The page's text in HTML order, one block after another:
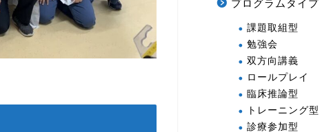
プログラムタイプ
課題取組型
勉強会
双方向講義
ロールプレイ
臨床推論型
トレーニング型
診療参加型